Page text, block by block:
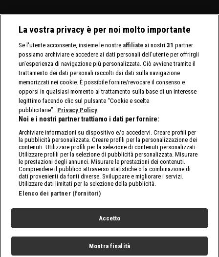
La vostra privacy è per noi molto importante
Se l'utente acconsente, insieme le nostre affiliate ai nostri31 partner
possiamo archiviare e accedere ai dati personali dell'utente per offrirgli
un'esperienza di navigazione più personalizzata. Ciò avviene tramite il
trattamento dei dati personali raccolti dai dati sulla navigazione
memorizzati nei cookie. È possibile fornire/revocare il consenso e
opporsi in qualsiasi momento al trattamento sulla base di un interesse
legittimo facendo clic sul pulsante “Cookie e scelte
pubblicitarie”. Privacy Policy
Noi e i nostri partner trattiamo i dati per fornire:
Archiviare informazioni su dispositivo e/o accedervi. Creare profili per
la pubblicità personalizzata. Creare profili per la personalizzazione dei
contenuti. Utilizzare profili per la selezione di contenuti personalizzati.
Utilizzare profili per la selezione di pubblicità personalizzata. Misurare
le prestazioni degli annunci. Misurare le prestazioni dei contenuti.
Comprendere il pubblico attraverso statistiche o la combinazione di
dati provenienti da fonti diverse. Sviluppare e migliorare i servizi.
Utilizzare dati limitati per la selezione della pubblicità.
Elenco dei partner (fornitori)
Accetto
Mostra finalità